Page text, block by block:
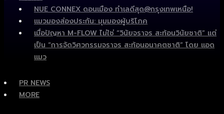
NUE CONNEX ดอนเมือง ทำเลดีสุด@กรุงเทพเหนือ!
แมวมองส่องประกัน: มุมมองผู้บริโภค
เมื่อปัญหา M-FLOW ไม่ใช่ “วินัยจราจร สะท้อนวินัยชาติ” แต่
เป็น “การจัดวิศวกรรมจราจร สะท้อนอนาคตชาติ” โดย แอด
แมว
PR NEWS
MORE